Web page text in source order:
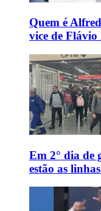
Quem é
vice de Flávio
Em 2° dia de
estão as